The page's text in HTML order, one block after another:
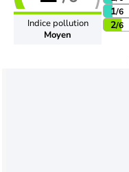
Indice pollution
Moyen
1/6
2/6